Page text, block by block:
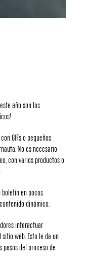
año son los
GIFs o pequeños
No es necesario
con varios productos o
en pocos
dinámico.
interactuar
web. Esto le da un
del proceso de